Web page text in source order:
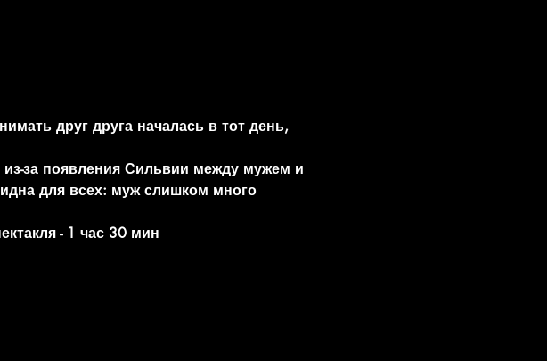
друг друга началась в тот день,
за появления Сильвии между мужем и
для всех: муж слишком много
- 1 час 30 мин